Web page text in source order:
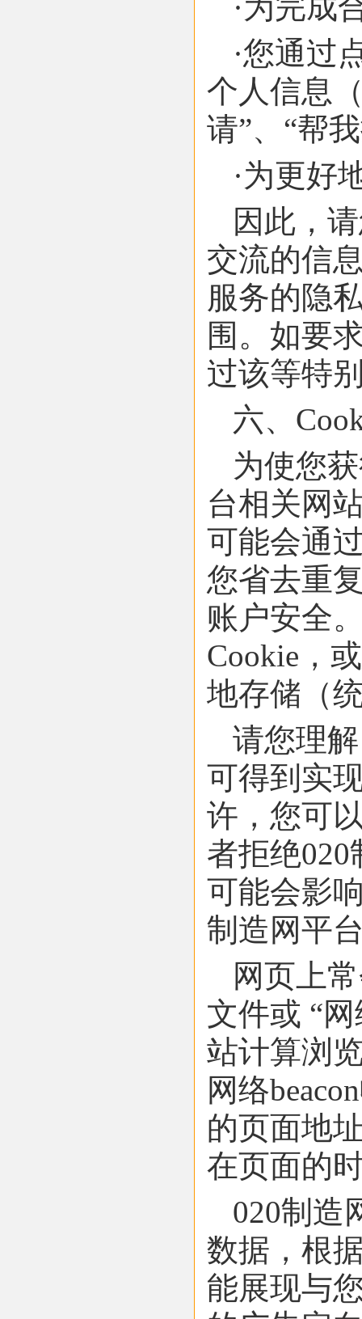
·您通过
个人信息
请”、“帮
·为更好
因此，
交流的信
服务的隐
围。如要
过该等特
六、
为使您
台相关网
可能会通
您省去重
账户安全
Cookie，
地存储（
请您理
可得到实
许，您可
者拒绝
可能会影
制造网平
网页上
文件或 “
站计算浏
网络
的页面地
在页面的
020制造
数据，根
能展现与